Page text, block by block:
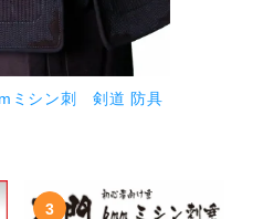
ミシン刺 剣道 防具